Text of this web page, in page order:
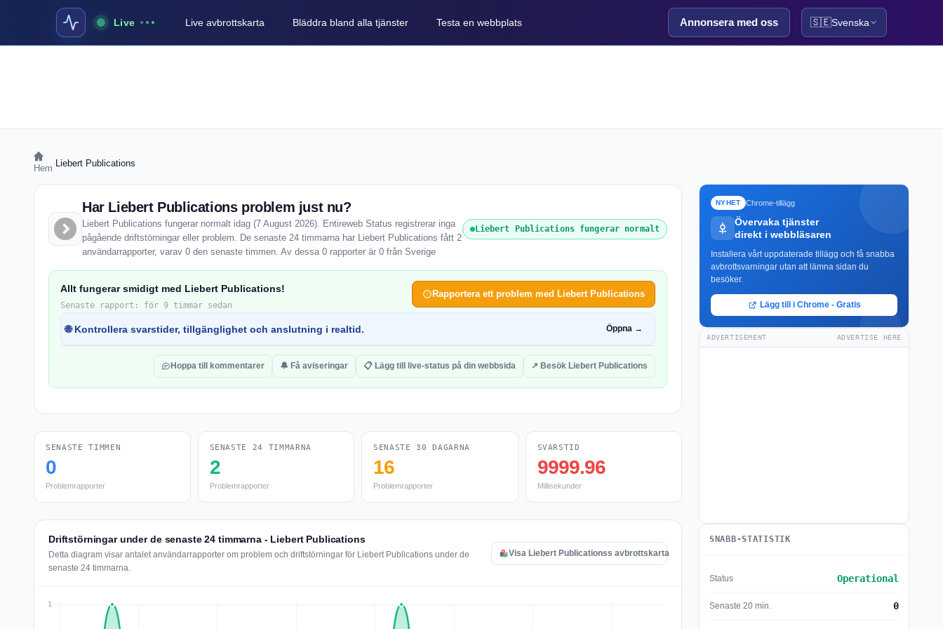
Live Live avbrottskarta Bläddra bland alla tjänster Testa en webbplats Annonsera med oss 🇸🇪Svenska
Hem Liebert Publications
Har Liebert Publications problem just nu?
Liebert Publications fungerar normalt idag (7 August 2026). Entireweb Status registrerar inga
pågående driftstörningar eller problem. De senaste 24 timmarna har Liebert Publications fått 2
användarrapporter, varav 0 den senaste timmen. Av dessa 0 rapporter är 0 från Sverige
Liebert Publications fungerar normalt
Allt fungerar smidigt med Liebert Publications!
Senaste rapport: för 9 timmar sedan
Rapportera ett problem med Liebert Publications
🌐 Kontrollera svarstider, tillgänglighet och anslutning i realtid. Öppna →
Hoppa till kommentarer 🔔 Få aviseringar 📋 Lägg till live-status på din webbsida ↗ Besök Liebert Publications
SENASTE TIMMEN
0
Problemrapporter
SENASTE 24 TIMMARNA
2
Problemrapporter
SENASTE 30 DAGARNA
16
Problemrapporter
SVARSTID
9999.96
Millisekunder
Driftstörningar under de senaste 24 timmarna - Liebert Publications
Detta diagram visar antalet användarrapporter om problem och driftstörningar för Liebert Publications under de
senaste 24 timmarna.
Visa Liebert Publicationss avbrottskarta
NYHET Chrome-tillägg
Övervaka tjänster
direkt i webbläsaren
Installera vårt uppdaterade tillägg och få snabba
avbrottsvarningar utan att lämna sidan du
besöker.
Lägg till i Chrome - Gratis
ADVERTISEMENT ADVERTISE HERE
SNABB-STATISTIK
Status Operational
Senaste 20 min. 0